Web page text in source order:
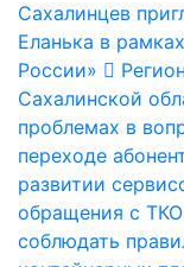
Сахалинцев
Еланька в
России»
Сахалинской
проблемах в
переходе
развитии
обращения с ТКО
соблюдать